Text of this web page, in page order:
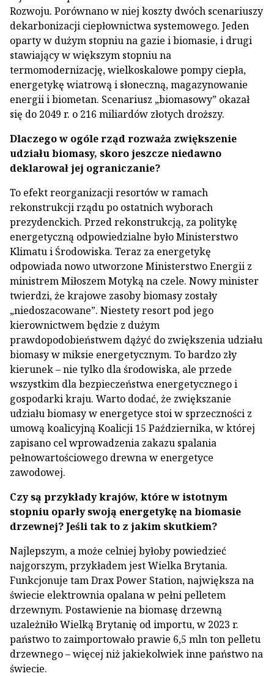
Rozwoju. Porównano w niej koszty dwóch scenariuszy
dekarbonizacji ciepłownictwa systemowego. Jeden
oparty w dużym stopniu na gazie i biomasie, i drugi
stawiający w większym stopniu na
termomodernizację, wielkoskalowe pompy ciepła,
energetykę wiatrową i słoneczną, magazynowanie
energii i biometan. Scenariusz „biomasowy” okazał
się do 2049 r. o 216 miliardów złotych droższy.
Dlaczego w ogóle rząd rozważa zwiększenie
udziału biomasy, skoro jeszcze niedawno
deklarował jej ograniczanie?
To efekt reorganizacji resortów w ramach
rekonstrukcji rządu po ostatnich wyborach
prezydenckich. Przed rekonstrukcją, za politykę
energetyczną odpowiedzialne było Ministerstwo
Klimatu i Środowiska. Teraz za energetykę
odpowiada nowo utworzone Ministerstwo Energii z
ministrem Miłoszem Motyką na czele. Nowy minister
twierdzi, że krajowe zasoby biomasy zostały
„niedoszacowane”. Niestety resort pod jego
kierownictwem będzie z dużym
prawdopodobieństwem dążyć do zwiększenia udziału
biomasy w miksie energetycznym. To bardzo zły
kierunek – nie tylko dla środowiska, ale przede
wszystkim dla bezpieczeństwa energetycznego i
gospodarki kraju. Warto dodać, że zwiększanie
udziału biomasy w energetyce stoi w sprzeczności z
umową koalicyjną Koalicji 15 Października, w której
zapisano cel wprowadzenia zakazu spalania
pełnowartościowego drewna w energetyce
zawodowej.
Czy są przykłady krajów, które w istotnym
stopniu oparły swoją energetykę na biomasie
drzewnej? Jeśli tak to z jakim skutkiem?
Najlepszym, a może celniej byłoby powiedzieć
najgorszym, przykładem jest Wielka Brytania.
Funkcjonuje tam Drax Power Station, największa na
świecie elektrownia opalana w pełni pelletem
drzewnym. Postawienie na biomasę drzewną
uzależniło Wielką Brytanię od importu, w 2023 r.
państwo to zaimportowało prawie 6,5 mln ton pelletu
drzewnego – więcej niż jakiekolwiek inne państwo na
świecie.